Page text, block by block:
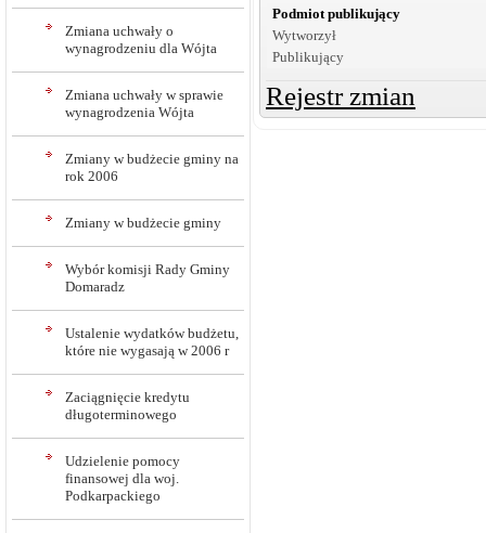
Zmiana uchwały o
wynagrodzeniu dla Wójta
Zmiana uchwały w sprawie
wynagrodzenia Wójta
Zmiany w budżecie gminy na
rok 2006
Zmiany w budżecie gminy
Wybór komisji Rady Gminy
Domaradz
Ustalenie wydatków budżetu,
które nie wygasają w 2006 r
Zaciągnięcie kredytu
długoterminowego
Udzielenie pomocy
finansowej dla woj.
Podkarpackiego
Podmiot publikujący
Wytworzył
Publikujący
Rejestr zmian